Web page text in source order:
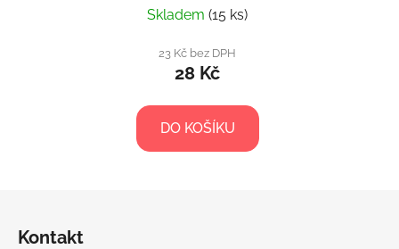
Skladem (15 ks)
23 Kč bez DPH
28 Kč
DO KOŠÍKU
Kontakt